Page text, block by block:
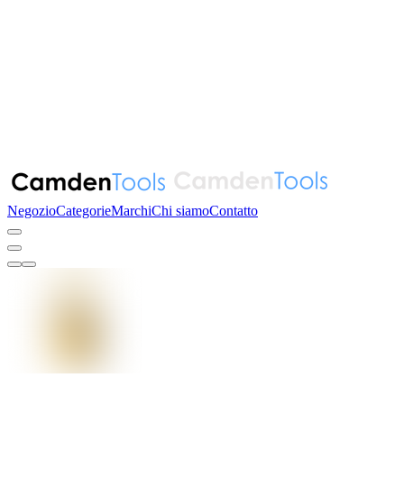
NegozioCategorieMarchiChi siamoContatto